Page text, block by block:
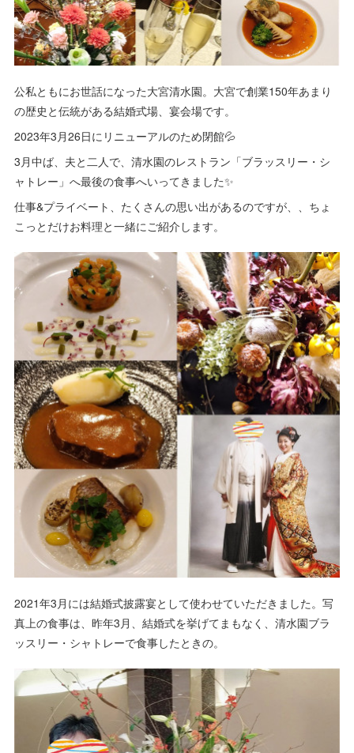
公私ともにお世話になった大宮清水園。大宮で創業150年あまり
の歴史と伝統がある結婚式場、宴会場です。
2023年3月26日にリニューアルのため閉館💦
3月中ば、夫と二人で、清水園のレストラン「ブラッスリー・シ
ャトレー」へ最後の食事へいってきました✨
仕事&プライベート、たくさんの思い出があるのですが、、ちょ
こっとだけお料理と一緒にご紹介します。
2021年3月には結婚式披露宴として使わせていただきました。写
真上の食事は、昨年3月、結婚式を挙げてまもなく、清水園ブラ
ッスリー・シャトレーで食事したときの。